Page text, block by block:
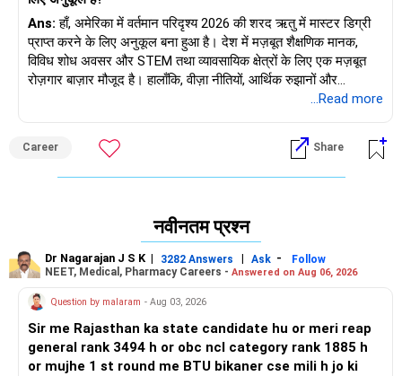
रोजगार विकल्पों पर विचार करना चाहिए। आपके समृद्ध भविष्य के लिए
शुभकामनाएँ। 'नौकरियां | शिक्षा | करियर' पर अधिक जानने के लिए
RediffGURUS को फॉलो करें।
Ans: हाँ, अमेरिका में वर्तमान परिदृश्य 2026 की शरद ऋतु में मास्टर डिग्री
प्राप्त करने के लिए अनुकूल बना हुआ है। देश में मज़बूत शैक्षणिक मानक,
विविध शोध अवसर और STEM तथा व्यावसायिक क्षेत्रों के लिए एक मज़बूत
रोज़गार बाज़ार मौजूद है। हालाँकि, वीज़ा नीतियों, आर्थिक रुझानों और
...Read more
Career Share
नवीनतम प्रश्न
Dr Nagarajan J S K | 3282 Answers | Ask -
Follow
NEET, Medical, Pharmacy Careers - Answered on Aug 06, 2026
Question by malaram - Aug 03, 2026
Sir me Rajasthan ka state candidate hu or meri reap
general rank 3494 h or obc ncl category rank 1885 h
or mujhe 1 st round me BTU bikaner cse mili h jo ki